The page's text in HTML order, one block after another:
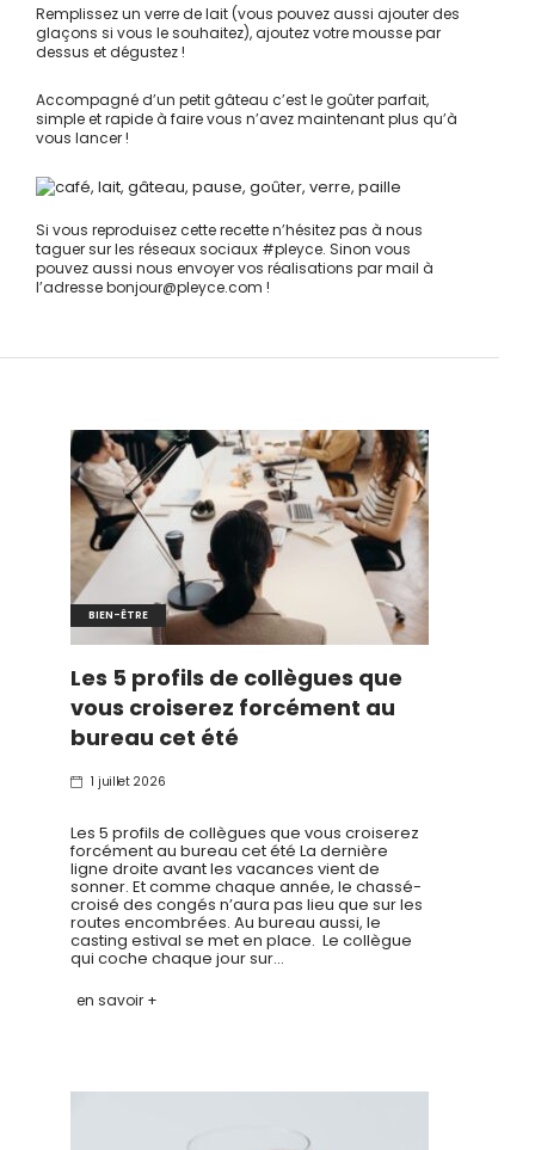
Remplissez un verre de lait (vous pouvez aussi ajouter des
glaçons si vous le souhaitez), ajoutez votre mousse par
dessus et dégustez !
Accompagné d’un petit gâteau c’est le goûter parfait,
simple et rapide à faire vous n’avez maintenant plus qu’à
vous lancer !
Si vous reproduisez cette recette n’hésitez pas à nous
taguer sur les réseaux sociaux #pleyce. Sinon vous
pouvez aussi nous envoyer vos réalisations par mail à
l’adresse bonjour@pleyce.com !
BIEN-ÊTRE
Les 5 profils de collègues que
vous croiserez forcément au
bureau cet été
1 juillet 2026
Les 5 profils de collègues que vous croiserez
forcément au bureau cet été La dernière
ligne droite avant les vacances vient de
sonner. Et comme chaque année, le chassé-
croisé des congés n’aura pas lieu que sur les
routes encombrées. Au bureau aussi, le
casting estival se met en place. Le collègue
qui coche chaque jour sur…
en savoir +